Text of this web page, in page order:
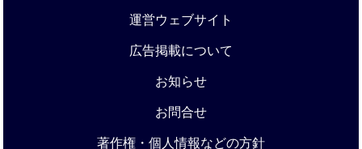
運営ウェブサイト
広告掲載について
お知らせ
お問合せ
著作権・個人情報などの方針